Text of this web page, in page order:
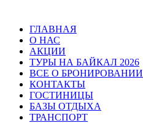
ГЛАВНАЯ
О НАС
АКЦИИ
ТУРЫ НА БАЙКАЛ 2026
ВСЕ О БРОНИРОВАНИИ
КОНТАКТЫ
ГОСТИНИЦЫ
БАЗЫ ОТДЫХА
ТРАНСПОРТ